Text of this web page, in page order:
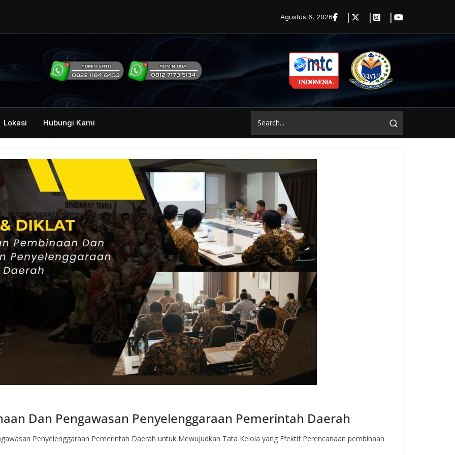
Acara
dan Kehumasan
Agustus 6, 2026
Lokasi Hubungi Kami
Dan Pengawasan Penyelenggaraan Pemerintah Daerah
Penyelenggaraan Pemerintah Daerah untuk Mewujudkan Tata Kelola yang Efektif Perencanaan pembinaan